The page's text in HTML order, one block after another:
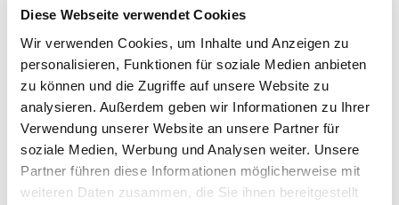
Diese Webseite verwendet Cookies
Wir verwenden Cookies, um Inhalte und Anzeigen zu
personalisieren, Funktionen für soziale Medien anbieten
zu können und die Zugriffe auf unsere Website zu
analysieren. Außerdem geben wir Informationen zu Ihrer
Verwendung unserer Website an unsere Partner für
soziale Medien, Werbung und Analysen weiter. Unsere
Partner führen diese Informationen möglicherweise mit
weiteren Daten zusammen, die Sie ihnen bereitgestellt
AUGMENTATION DU
GUIDON - BMW R12
De49,90 €*
RÉHAUSSE DE GUIDON
AVEC DÉPORT - BMW
R12
CB12833
129,90 €*